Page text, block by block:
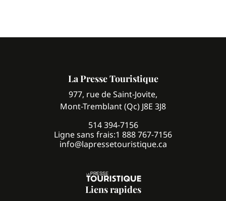
La Presse Touristique
977, rue de Saint-Jovite,
Mont-Tremblant (Qc) J8E 3J8
514 394-7156
Ligne sans frais:1 888 767-7156
info@lapressetouristique.ca
Liens rapides